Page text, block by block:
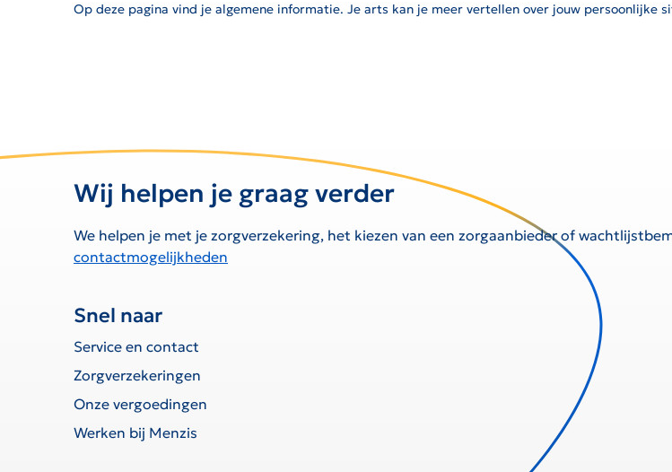
Op deze pagina vind je algemene informatie. Je arts kan je meer vertellen over jouw persoonlijke
Wij helpen je graag verder
We helpen je met je zorgverzekering, het kiezen van een zorgaanbieder of
contactmogelijkheden
Snel naar
Service en contact
Zorgverzekeringen
Onze vergoedingen
Werken bij Menzis